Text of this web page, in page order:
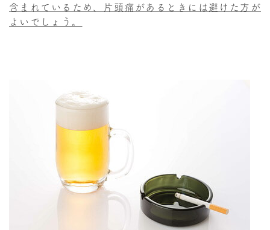
含まれているため、片頭痛があるときには避けた方が
よいでしょう。